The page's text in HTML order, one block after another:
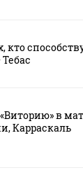
кто
в
Карраскаль